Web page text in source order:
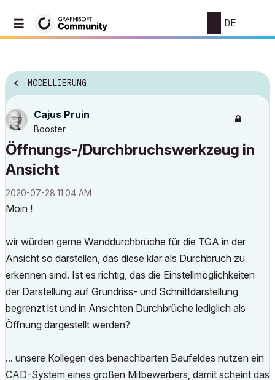
DE
MODELLIERUNG
Cajus Pruin
Booster
Öffnungs-/Durchbruchswerkzeug in
Ansicht
‎2020-07-28 11:04 AM
Moin !
wir würden gerne Wanddurchbrüche für die TGA in der
Ansicht so darstellen, das diese klar als Durchbruch zu
erkennen sind. Ist es richtig, das die Einstellmöglichkeiten
der Darstellung auf Grundriss- und Schnittdarstellung
begrenzt ist und in Ansichten Durchbrüche lediglich als
Öffnung dargestellt werden?
... unsere Kollegen des benachbarten Baufeldes nutzen ein
CAD-System eines großen Mitbewerbers, damit scheint das